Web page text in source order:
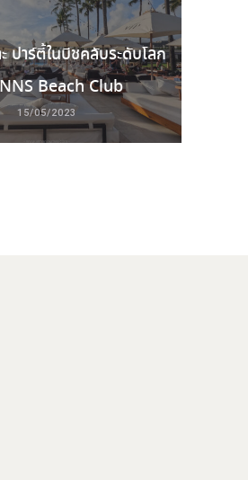
ปาร์ตี้ในบีชคลับระดับโลก
Beach Club
15/05/2023